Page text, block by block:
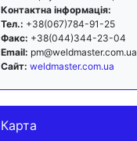
Контактна інформація:
Тел.: +38(067)784-91-25
Факс: +38(044)344-23-04
Email: pm@weldmaster.com.ua
Сайт: weldmaster.com.ua
Карта